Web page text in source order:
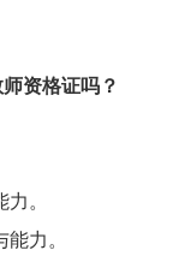
资格证吗？
。
力。